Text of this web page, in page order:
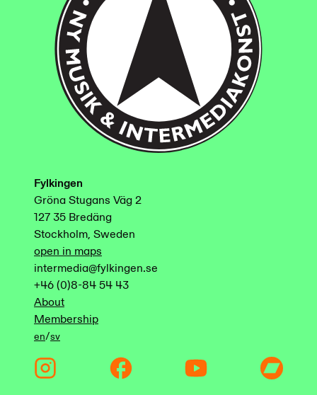
Fylkingen
Gröna Stugans Väg 2
127 35 Bredäng
Stockholm, Sweden
open in maps
intermedia@fylkingen.se
+46 (0)8-84 54 43
About
Membership
en/sv